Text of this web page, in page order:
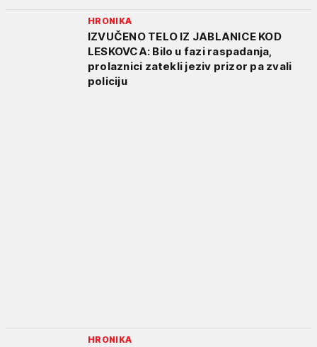
HRONIKA
IZVUČENO TELO IZ JABLANICE KOD
LESKOVCA: Bilo u fazi raspadanja,
prolaznici zatekli jeziv prizor pa zvali
policiju
HRONIKA